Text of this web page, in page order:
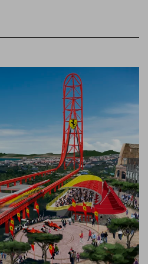
ListItemCarouselImage1